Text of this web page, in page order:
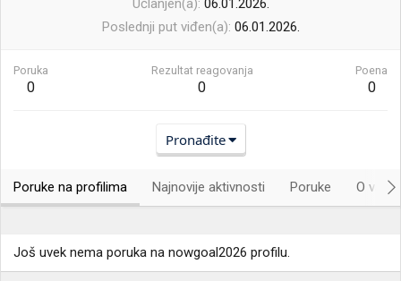
Učlanjen(a) 06.01.2026.
Poslednji put viđen(a) 06.01.2026.
Poruka
0
Rezultat reagovanja
0
Poena
0
Pronađite
Poruke na profilima Najnovije aktivnosti Poruke O
Još uvek nema poruka na nowgoal2026 profilu.